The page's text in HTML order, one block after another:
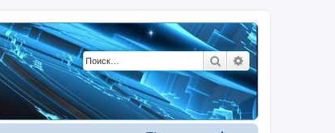
ПоискРасширенный